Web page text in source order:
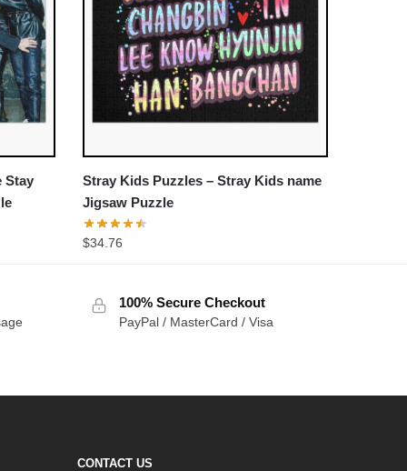
Stay
Stray Kids Puzzles – Stray Kids name
Jigsaw Puzzle
$34.76
100% Secure Checkout
PayPal / MasterCard / Visa
CONTACT US